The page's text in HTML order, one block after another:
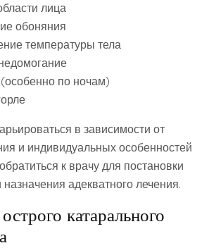
лица
обоняния
температуры тела
по ночам)
в зависимости от
и индивидуальных особенностей
к врачу для постановки
назначения адекватного лечения.
катарального